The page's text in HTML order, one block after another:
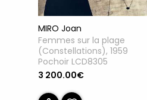
MIRO Joan
Femmes sur la plage
(Constellations), 1959
Pochoir LCD8305
3 200.00€